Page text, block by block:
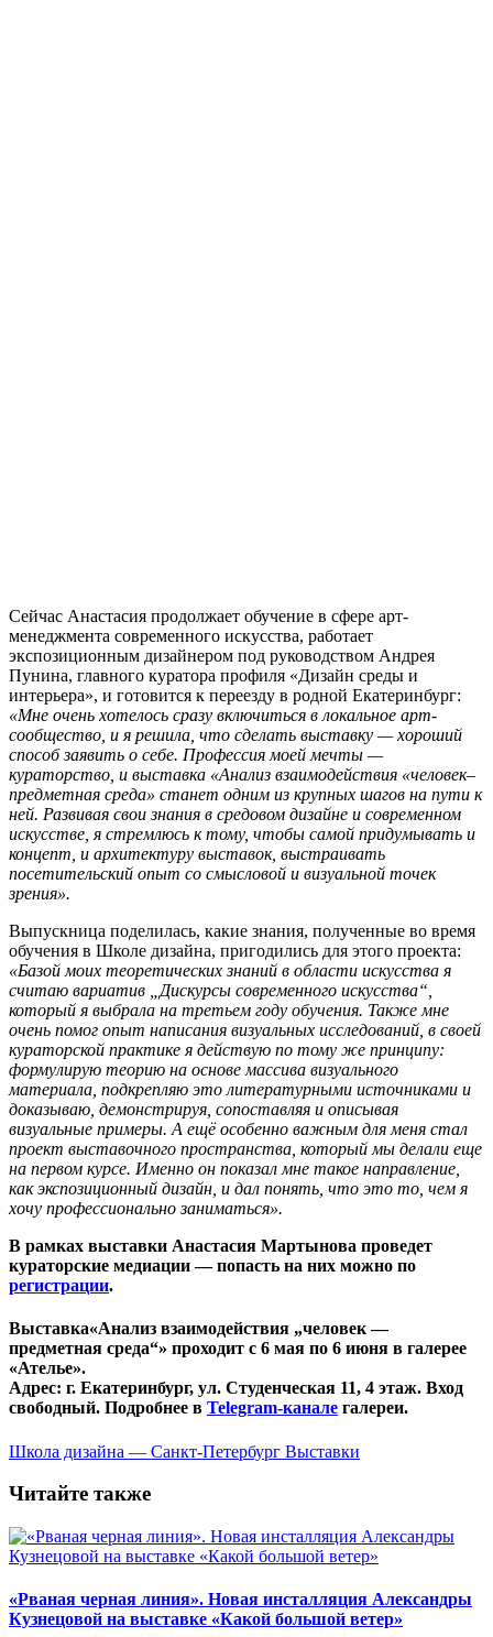
Сейчас Анастасия продолжает обучение в сфере арт-
менеджмента современного искусства, работает
экспозиционным дизайнером под руководством Андрея
Пунина, главного куратора профиля «Дизайн среды и
интерьера», и готовится к переезду в родной Екатеринбург:
«Мне очень хотелось сразу включиться в локальное арт-
сообщество, и я решила, что сделать выставку — хороший
способ заявить о себе. Профессия моей мечты —
кураторство, и выставка «Анализ взаимодействия «человек–
предметная среда» станет одним из крупных шагов на пути к
ней. Развивая свои знания в средовом дизайне и современном
искусстве, я стремлюсь к тому, чтобы самой придумывать и
концепт, и архитектуру выставок, выстраивать
посетительский опыт со смысловой и визуальной точек
зрения».
Выпускница поделилась, какие знания, полученные во время
обучения в Школе дизайна, пригодились для этого проекта:
«Базой моих теоретических знаний в области искусства я
считаю вариатив „Дискурсы современного искусства“,
который я выбрала на третьем году обучения. Также мне
очень помог опыт написания визуальных исследований, в своей
кураторской практике я действую по тому же принципу:
формулирую теорию на основе массива визуального
материала, подкрепляю это литературными источниками и
доказываю, демонстрируя, сопоставляя и описывая
визуальные примеры. А ещё особенно важным для меня стал
проект выставочного пространства, который мы делали еще
на первом курсе. Именно он показал мне такое направление,
как экспозиционный дизайн, и дал понять, что это то, чем я
хочу профессионально заниматься».
В рамках выставки Анастасия Мартынова проведет
кураторские медиации — попасть на них можно по
регистрации.
Выставка«Анализ взаимодействия „человек —
предметная среда“» проходит с 6 мая по 6 июня в галерее
«Ателье».
Адрес: г. Екатеринбург, ул. Студенческая 11, 4 этаж. Вход
свободный. Подробнее в Telegram-канале галереи.
Школа дизайна — Санкт-Петербург Выставки
Читайте также
«Рваная черная линия». Новая инсталляция Александры
Кузнецовой на выставке «Какой большой ветер»